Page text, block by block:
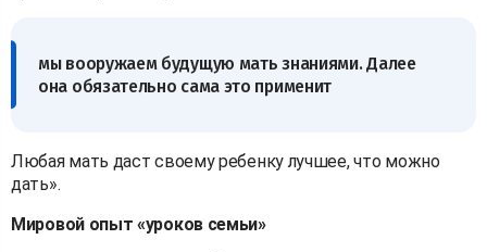
мы вооружаем будущую мать знаниями. Далее
она обязательно сама это применит
Любая мать даст своему ребенку лучшее, что можно
дать».
Мировой опыт «уроков семьи»